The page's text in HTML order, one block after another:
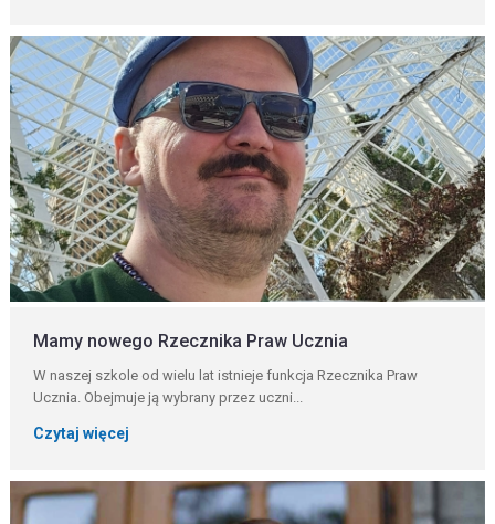
Mamy nowego Rzecznika Praw Ucznia
W naszej szkole od wielu lat istnieje funkcja Rzecznika Praw
Ucznia. Obejmuje ją wybrany przez uczni...
Czytaj więcej